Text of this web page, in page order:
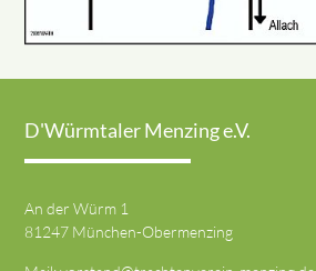
D'Würmtaler Menzing e.V.
An der Würm 1
81247 München-Obermenzing